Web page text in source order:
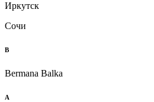
Иркутск
Сочи
B
Bermana Balka
А